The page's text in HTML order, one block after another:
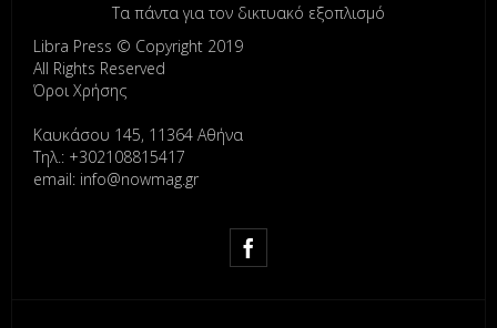
Τα πάντα για τον δικτυακό εξοπλισμό
Libra Press © Copyright 2019
All Rights Reserved
Όροι Χρήσης
Καυκάσου 145, 11364 Αθήνα
Τηλ.: +302108815417
email: info@nowmag.gr